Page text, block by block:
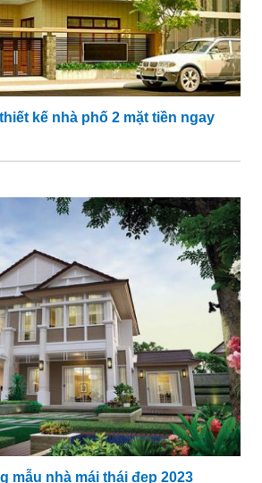
kế nhà phố 2 mặt tiền ngay
mẫu nhà mái thái đẹp 2023